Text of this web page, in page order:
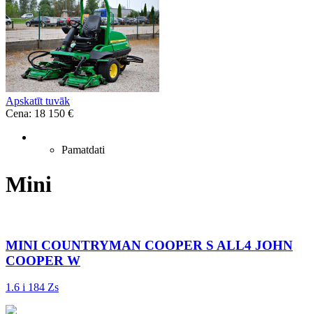
Apskatīt tuvāk
Cena: 18 150 €
Pamatdati
Mini
MINI COUNTRYMAN COOPER S ALL4 JOHN
COOPER W
1.6 i 184 Zs